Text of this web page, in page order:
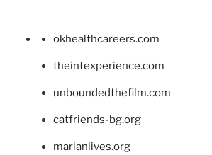
okhealthcareers.com
theintexperience.com
unboundedthefilm.com
catfriends-bg.org
marianlives.org